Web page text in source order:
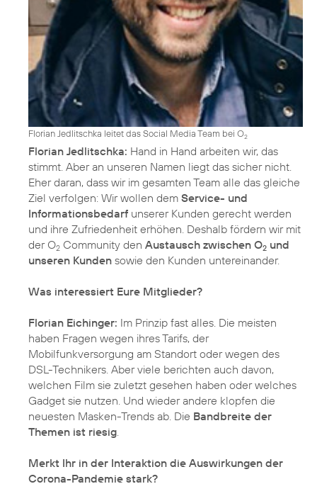
Florian Jedlitschka leitet das Social Media Team bei O2
Florian Jedlitschka: Hand in Hand arbeiten wir, das
stimmt. Aber an unseren Namen liegt das sicher nicht.
Eher daran, dass wir im gesamten Team alle das gleiche
Ziel verfolgen: Wir wollen dem Service- und
Informationsbedarf unserer Kunden gerecht werden
und ihre Zufriedenheit erhöhen. Deshalb fördern wir mit
der O2 Community den Austausch zwischen O2 und
unseren Kunden sowie den Kunden untereinander.
Was interessiert Eure Mitglieder?
Florian Eichinger: Im Prinzip fast alles. Die meisten
haben Fragen wegen ihres Tarifs, der
Mobilfunkversorgung am Standort oder wegen des
DSL-Technikers. Aber viele berichten auch davon,
welchen Film sie zuletzt gesehen haben oder welches
Gadget sie nutzen. Und wieder andere klopfen die
neuesten Masken-Trends ab. Die Bandbreite der
Themen ist riesig
Merkt Ihr in der Interaktion die Auswirkungen der
Corona-Pandemie stark?